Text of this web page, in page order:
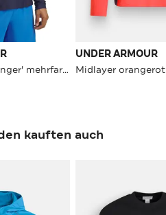
Midlayer 'Challenger' mehrfarbig
UNDER ARMOUR
Midlayer orangerot
kauften auch